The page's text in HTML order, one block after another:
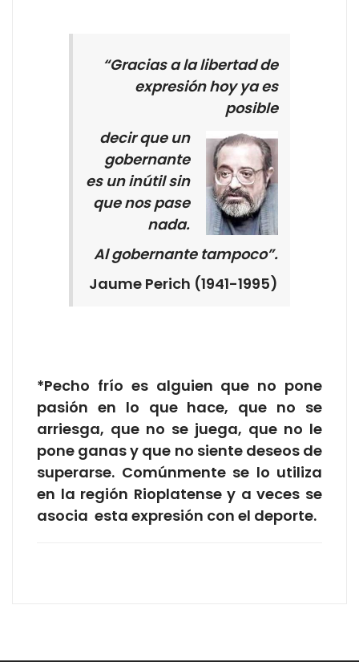
“Gracias a la libertad de
expresión hoy ya es
posible
decir que un
gobernante
es un inútil sin
que nos pase
nada.
Al gobernante tampoco”.
Jaume Perich (1941-1995)
*Pecho frío es alguien que no pone
pasión en lo que hace, que no se
arriesga, que no se juega, que no le
pone ganas y que no siente deseos de
superarse. Comúnmente se lo utiliza
en la región Rioplatense y a veces se
asocia esta expresión con el deporte.